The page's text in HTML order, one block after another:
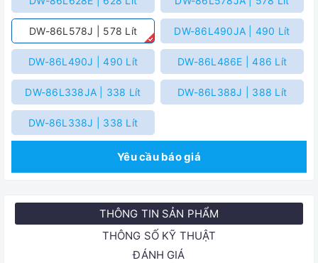
DW-86L578J | 578 Lít DW-86L490JA | 490 Lít
DW-86L490J | 490 Lít DW-86L486E | 486 Lít
DW-86L338JA | 338 Lít DW-86L388J | 388 Lít
DW-86L338J | 338 Lít
Yêu cầu báo giá
THÔNG TIN SẢN PHẨM
THÔNG SỐ KỸ THUẬT
ĐÁNH GIÁ